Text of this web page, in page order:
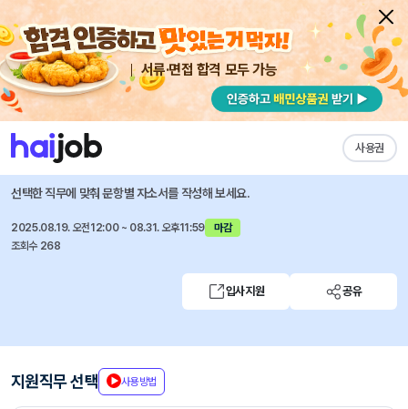
서류·면접 합격 모두 가능
사용권
채용공고 자소서 자유항목 자소서 내 작성목록
현대종합금속 즐겨찾기
포항공장 품질보증팀 신입사원 모집
선택한 직무에 맞춰 문항별 자소서를 작성해 보세요.
2025.08.19. 오전12:00 ~ 08.31. 오후11:59
마감
조회수 268
입사지원 공유
지원직무 선택 사용방법